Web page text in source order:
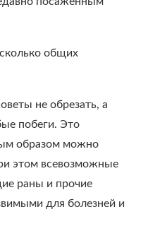
общих
не обрезать, а
побеги. Это
образом можно
этом всевозможные
раны и прочие
для болезней и